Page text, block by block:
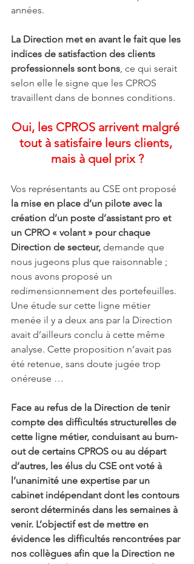
années.
La Direction met en avant le fait que les
indices de satisfaction des clients
professionnels sont bons, ce qui serait
selon elle le signe que les CPROS
travaillent dans de bonnes conditions.
Oui, les CPROS arrivent malgré
tout à satisfaire leurs clients,
mais à quel prix ?
Vos représentants au CSE ont proposé
la mise en place d’un pilote avec la
création d’un poste d’assistant pro et
un CPRO « volant » pour chaque
Direction de secteur, demande que
nous jugeons plus que raisonnable ;
nous avons proposé un
redimensionnement des portefeuilles.
Une étude sur cette ligne métier
menée il y a deux ans par la Direction
avait d’ailleurs conclu à cette même
analyse. Cette proposition n’avait pas
été retenue, sans doute jugée trop
onéreuse …
Face au refus de la Direction de tenir
compte des difficultés structurelles de
cette ligne métier, conduisant au burn-
out de certains CPROS ou au départ
d’autres, les élus du CSE ont voté à
l’unanimité une expertise par un
cabinet indépendant dont les contours
seront déterminés dans les semaines à
venir. L’objectif est de mettre en
évidence les difficultés rencontrées par
nos collègues afin que la Direction ne